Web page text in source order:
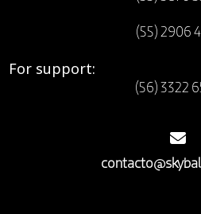
(55) 2906
For support:
(56) 3322